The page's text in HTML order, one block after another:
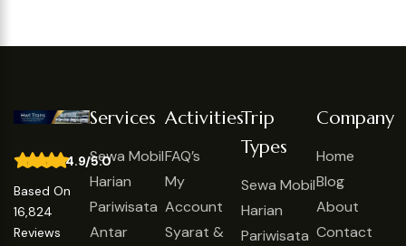
4.9/5.0
Based On
16,824
Reviews
Services
Sewa Mobil
Harian
Pariwisata
Antar
Activities
FAQ’s
My
Account
Syarat &
Trip
Types
Sewa Mobil
Harian
Pariwisata
Company
Home
Blog
About
Contact